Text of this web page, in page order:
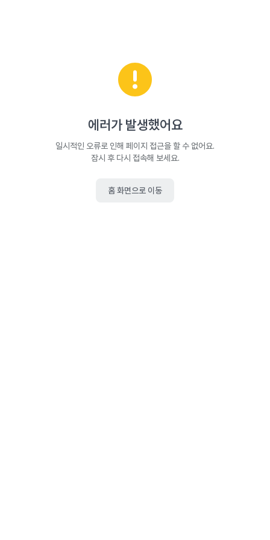
에러가 발생했어요
일시적인 오류로 인해 페이지 접근을 할 수 없어요.
잠시 후 다시 접속해 보세요.
홈 화면으로 이동